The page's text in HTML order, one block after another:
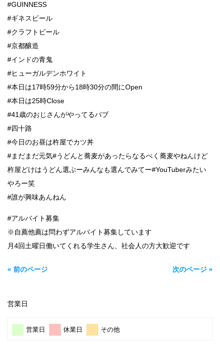
#GUINNESS
#ギネスビール
#クラフトビール
#京都醸造
#インドの青鬼
#ヒューガルデンホワイト
#本日は17時59分から18時30分の間にOpen
#本日は25時Close
#41歳のおじさんがやってるパブ
#四十路
#今日のお昼は杵屋でカツ丼
#まだまだ元気#うどんと蕎麦があったらなるべく蕎麦やねんけど
杵屋どけはうどん選ぶーみんなも選んでみてー#YouTuberみたい
やろー笑
#誰が興味あんねん
#アルバイト募集
※自薦他薦は問わずアルバイト募集しています
月4回土曜日働いてくれる学生さん、社会人の方大歓迎です
« 前のページ 次のページ »
営業日
営業日 休業日 その他